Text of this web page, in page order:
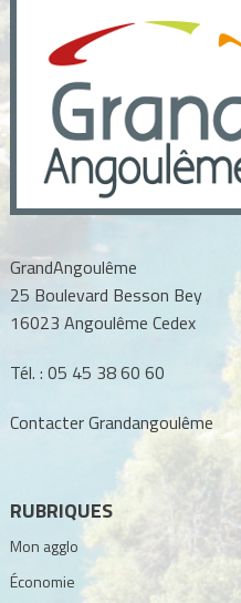
GrandAngoulême
25 Boulevard Besson Bey
16023 Angoulême Cedex
Tél. : 05 45 38 60 60
Contacter Grandangoulême
RUBRIQUES
Mon agglo
Économie